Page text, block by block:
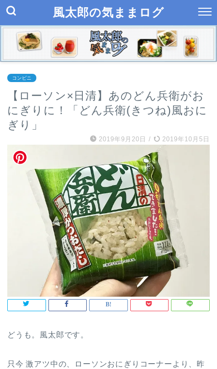
風太郎の気ままログ
コンビニ
【ローソン×日清】あのどん兵衛がお
にぎりに！「どん兵衛(きつね)風おに
ぎり」
2019年9月20日 / 2019年10月5日
どうも。風太郎です。
只今 激アツ 中の、ローソンおにぎりコーナーより、昨